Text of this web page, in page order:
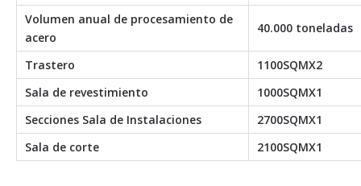
Volumen anual de procesamiento de
acero
40.000 toneladas
Trastero
1100SQMX2
Sala de revestimiento
1000SQMX1
Secciones Sala de Instalaciones
2700SQMX1
Sala de corte
2100SQMX1